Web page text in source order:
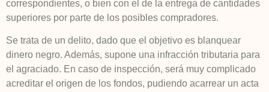
correspondientes, o bien con el de la entrega de cantidades
superiores por parte de los posibles compradores.
Se trata de un delito, dado que el objetivo es blanquear
dinero negro. Además, supone una infracción tributaria para
el agraciado. En caso de inspección, será muy complicado
acreditar el origen de los fondos, pudiendo acarrear un acta